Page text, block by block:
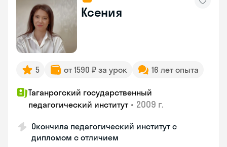
Ксения
5 от 1590 ₽ за урок 16 лет опыта
Таганрогский государственный
педагогический институт • 2009 г.
Окончила педагогический институт с
дипломом с отличием